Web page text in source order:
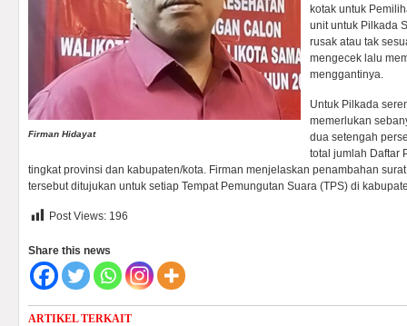
Firman Hidayat
kotak untuk
unit untuk Pilkada
rusak atau tak
mengecek lalu
menggantinya.
Untuk Pilkada
memerlukan
dua setengah
total jumlah Daftar
tingkat provinsi dan kabupaten/kota. Firman menjelaskan penambahan
tersebut ditujukan untuk setiap Tempat Pemungutan Suara (TPS) di
Post Views: 196
Share this news
ARTIKEL TERKAIT